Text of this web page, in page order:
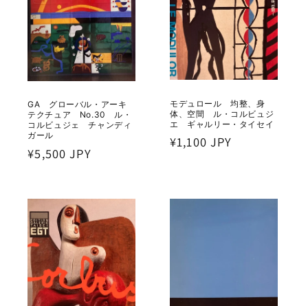
GA グローバル・アーキ
テクチュア No.30 ル・
コルビュジェ チャンディ
ガール
通
格
¥5,500 JPY
モデュロール 均整、身
体、空間 ル・コルビュジ
エ ギャルリー・タイセイ
通
格
¥1,100 JPY